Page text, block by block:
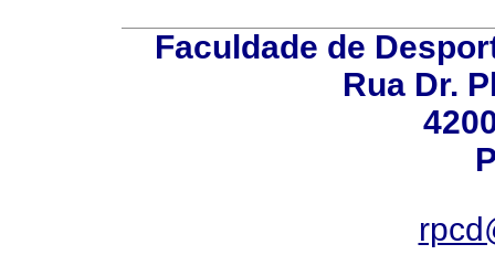
Faculdade de
Rua Dr.